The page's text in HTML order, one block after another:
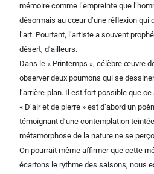
mémoire comme l’empreinte que
désormais au cœur d’une réflexion qui
l’art. Pourtant, l’artiste a souvent
désert, d’ailleurs.
Dans le « Printemps », célèbre œuvre
observer deux poumons qui se
l’arrière-plan. Il est fort possible que
« D’air et de pierre » est d’abord un
témoignant d’une contemplation
métamorphose de la nature ne se
On pourrait même affirmer que cette
écartons le rythme des saisons, nous